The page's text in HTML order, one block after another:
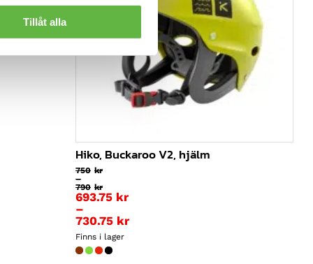
Tillåt alla
Hiko, Buckaroo V2, hjälm
750 kr
–
790 kr
Prisintervall:
750kr
till
790kr
693.75 kr
–
730.75 kr
Prisintervall:
693.75kr
till
Finns i lager